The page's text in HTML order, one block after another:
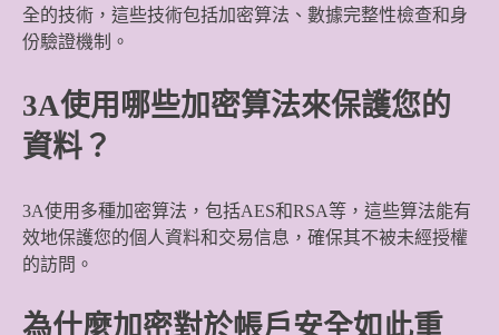
全的技術，這些技術包括加密算法、數據完整性檢查和身
份驗證機制。
3A使用哪些加密算法來保護您的
資料？
3A使用多種加密算法，包括AES和RSA等，這些算法能有
效地保護您的個人資料和交易信息，確保其不被未經授權
的訪問。
為什麼加密對於帳戶安全如此重